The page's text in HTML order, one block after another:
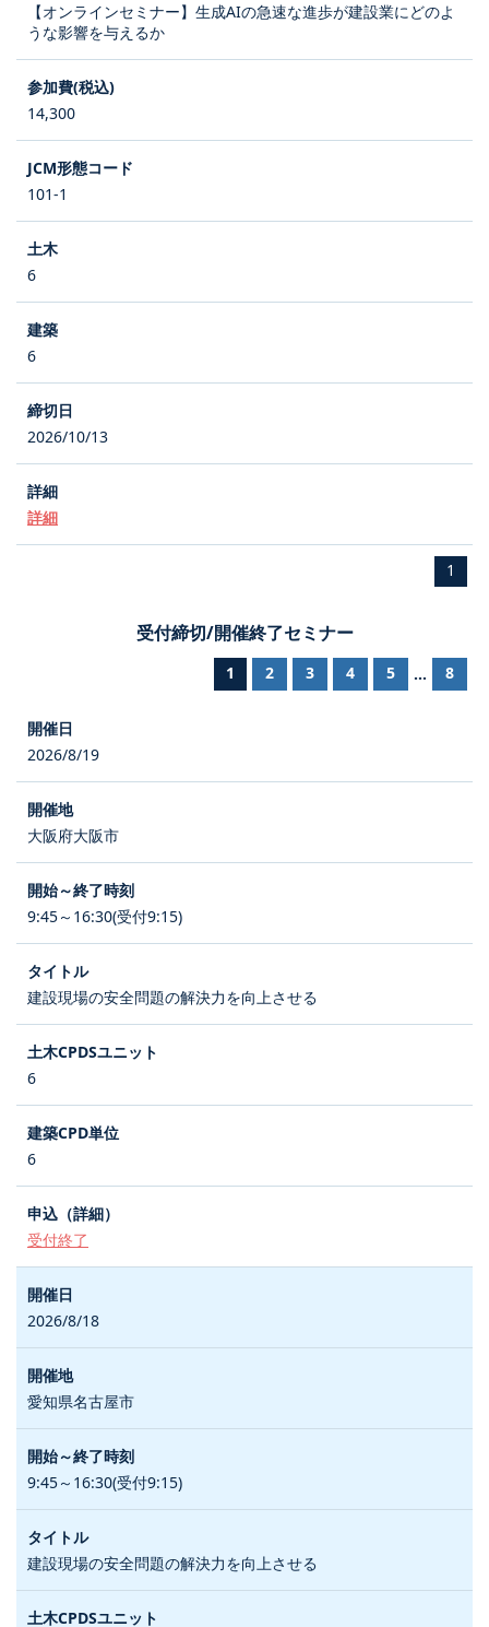
【オンラインセミナー】生成AIの急速な進歩が建設業にどのよ
うな影響を与えるか
14,300
101-1
6
6
2026/10/13
詳細
1
受付締切/開催終了セミナー
1 2 3 4 5 ... 8
2026/8/19
大阪府大阪市
9:45～16:30(受付9:15)
建設現場の安全問題の解決力を向上させる
6
6
受付終了
2026/8/18
愛知県名古屋市
9:45～16:30(受付9:15)
建設現場の安全問題の解決力を向上させる